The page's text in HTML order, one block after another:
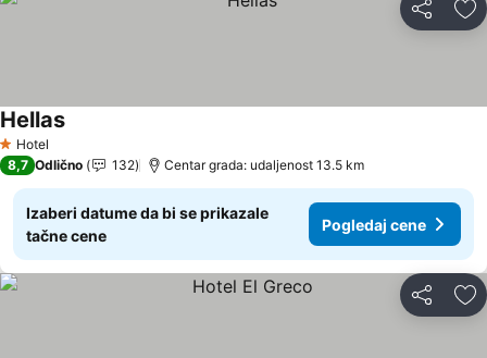
Deli
1 Zvezdice
Hotel
Hellas
8,7 Odlično 132 Centar grada: udaljenost 13.5 km
Izaberi datume da bi se prikazale
tačne cene
Pogledaj cene
Deli